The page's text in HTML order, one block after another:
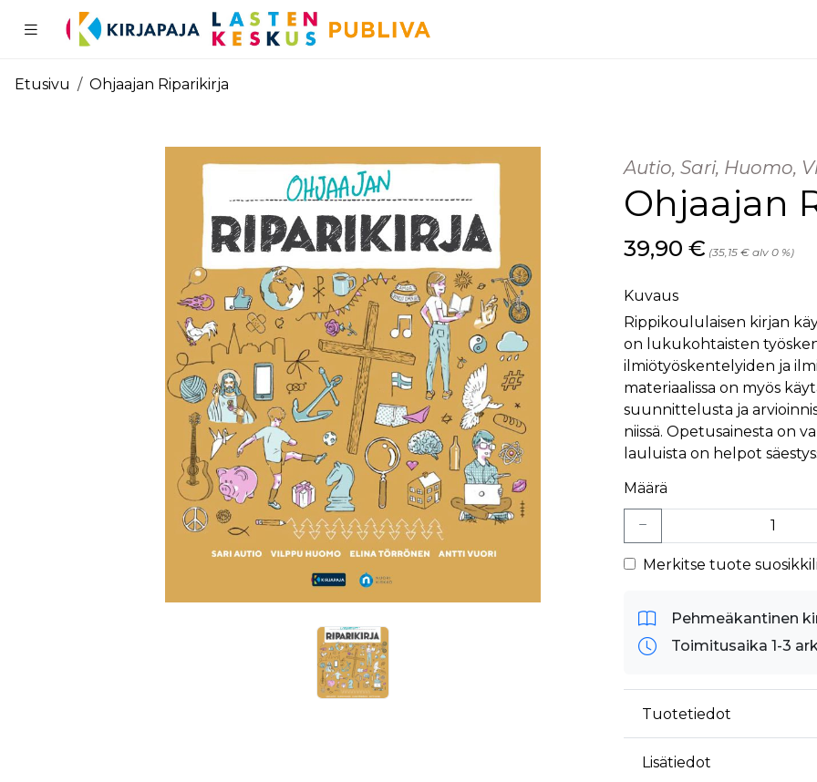
Etusivu Ohjaajan Riparikirja
Autio, Sari, Huomo,
Ohjaajan
Hinta nyt
39,90 € (35,15 € alv 0 %)
Kuvaus
Rippikoululaisen kirjan
on lukukohtaisten
ilmiötyöskentelyiden ja
materiaalissa on myös
suunnittelusta ja
niissä. Opetusainesta on
lauluista on helpot
Määrä
Merkitse tuote
Pehmeäkantinen
Toimitusaika 1-3
Tuotetiedot
Lisätiedot